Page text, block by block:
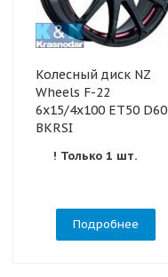
Колесный диск NZ
Wheels F-22
6x15/4x100 ET50 D60
BKRSI
! Только 1 шт.
Подробнее